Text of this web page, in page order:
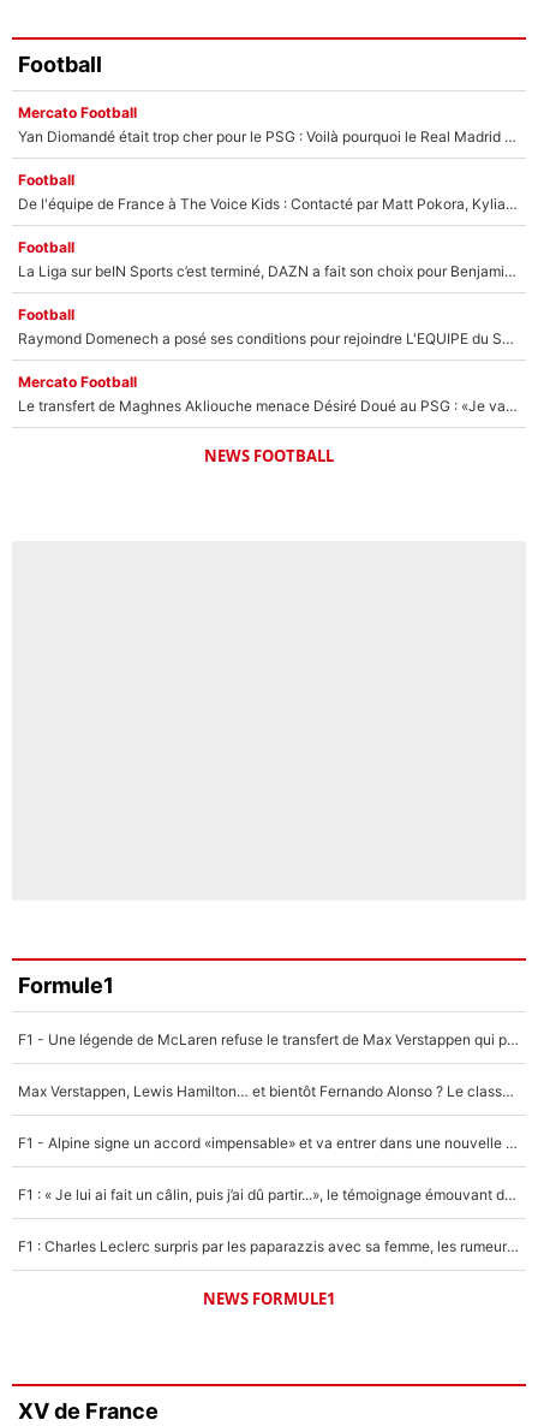
Football
Mercato Football
Yan Diomandé était trop cher pour le PSG : Voilà pourquoi le Real Madrid a accepté de payer la somme record de 140M€ pour boucler son transfert !
Football
De l'équipe de France à The Voice Kids : Contacté par Matt Pokora, Kylian Mbappé a accepté de jouer un rôle inédit sur TF1 !
Football
La Liga sur beIN Sports c’est terminé, DAZN a fait son choix pour Benjamin Da Silva et Omar Da Fonseca !
Football
Raymond Domenech a posé ses conditions pour rejoindre L'EQUIPE du Soir : Il refuse de faire l'émission avec un autre chroniqueur !
Mercato Football
Le transfert de Maghnes Akliouche menace Désiré Doué au PSG : «Je valide à 200%»
NEWS FOOTBALL
Formule1
F1 - Une légende de McLaren refuse le transfert de Max Verstappen qui pourrait «faire des vagues» et plomber l'ambiance dans l'équipe
Max Verstappen, Lewis Hamilton… et bientôt Fernando Alonso ? Le classement des pilotes les mieux payés en Formule 1 risque de changer !
F1 - Alpine signe un accord «impensable» et va entrer dans une nouvelle dimension : Grande nouvelle pour Pierre Gasly !
F1 : « Je lui ai fait un câlin, puis j’ai dû partir...», le témoignage émouvant de Max Verstappen sur sa fille
F1 : Charles Leclerc surpris par les paparazzis avec sa femme, les rumeurs étaient vraies !
NEWS FORMULE1
XV de France